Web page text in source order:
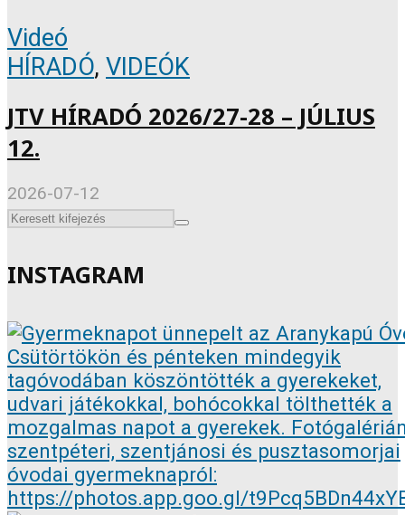
Videó
HÍRADÓ, VIDEÓK
JTV HÍRADÓ 2026/27-28 – JÚLIUS
12.
2026-07-12
INSTAGRAM